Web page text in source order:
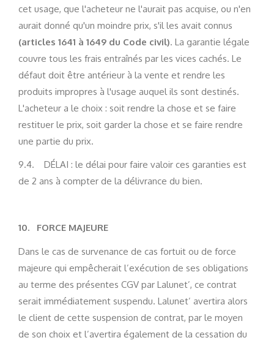
cet usage, que l'acheteur ne l'aurait pas acquise, ou n'en
aurait donné qu'un moindre prix, s'il les avait connus
(articles 1641 à 1649 du Code civil). La garantie légale
couvre tous les frais entraînés par les vices cachés. Le
défaut doit être antérieur à la vente et rendre les
produits impropres à l'usage auquel ils sont destinés.
L'acheteur a le choix : soit rendre la chose et se faire
restituer le prix, soit garder la chose et se faire rendre
une partie du prix.
9.4. DÉLAI : le délai pour faire valoir ces garanties est
de 2 ans à compter de la délivrance du bien.
10. FORCE MAJEURE
Dans le cas de survenance de cas fortuit ou de force
majeure qui empêcherait l’exécution de ses obligations
au terme des présentes CGV par Lalunet’, ce contrat
serait immédiatement suspendu. Lalunet’ avertira alors
le client de cette suspension de contrat, par le moyen
de son choix et l’avertira également de la cessation du